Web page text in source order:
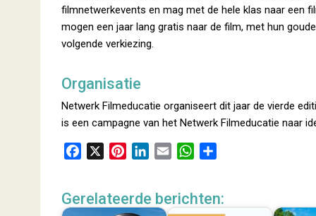
filmnetwerkevents en mag met de hele klas naar een
mogen een jaar lang gratis naar de film, met hun
volgende verkiezing.
Organisatie
Netwerk Filmeducatie organiseert dit jaar de vierde
is een campagne van het Netwerk Filmeducatie naar
e
t
k
i
W
t
e
Gerelateerde berichten: